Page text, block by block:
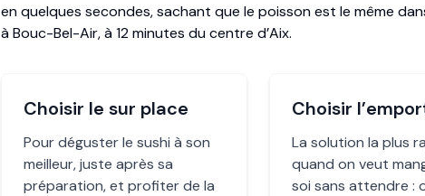
en quelques secondes, sachant que le poisson est le même
à Bouc-Bel-Air, à 12 minutes du centre d’Aix.
Choisir le sur place
Pour déguster le sushi à son
meilleur, juste après sa
préparation, et profiter de la
Choisir
La solution la plus
quand on veut
soi sans attendre :